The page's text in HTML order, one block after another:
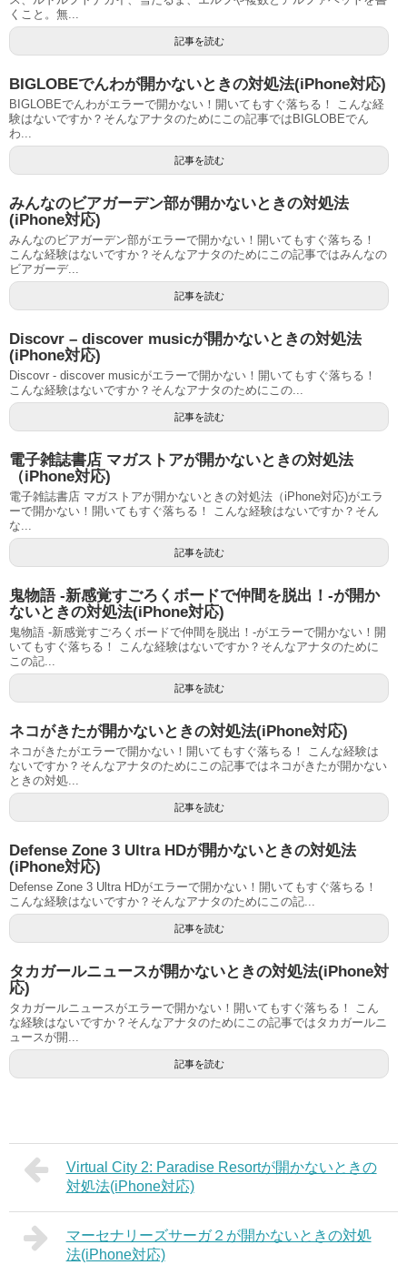
くこと。無...
記事を読む
BIGLOBEでんわが開かないときの対処法(iPhone対応)
BIGLOBEでんわがエラーで開かない！開いてもすぐ落ちる！ こんな経
験はないですか？そんなアナタのためにこの記事ではBIGLOBEでん
わ...
記事を読む
みんなのビアガーデン部が開かないときの対処法
(iPhone対応)
みんなのビアガーデン部がエラーで開かない！開いてもすぐ落ちる！
こんな経験はないですか？そんなアナタのためにこの記事ではみんなの
ビアガーデ...
記事を読む
Discovr – discover musicが開かないときの対処法
(iPhone対応)
Discovr - discover musicがエラーで開かない！開いてもすぐ落ちる！
こんな経験はないですか？そんなアナタのためにこの...
記事を読む
電子雑誌書店 マガストアが開かないときの対処法
（iPhone対応)
電子雑誌書店 マガストアが開かないときの対処法（iPhone対応)がエラ
ーで開かない！開いてもすぐ落ちる！ こんな経験はないですか？そん
な...
記事を読む
鬼物語 -新感覚すごろくボードで仲間を脱出！-が開か
ないときの対処法(iPhone対応)
鬼物語 -新感覚すごろくボードで仲間を脱出！-がエラーで開かない！開
いてもすぐ落ちる！ こんな経験はないですか？そんなアナタのために
この記...
記事を読む
ネコがきたが開かないときの対処法(iPhone対応)
ネコがきたがエラーで開かない！開いてもすぐ落ちる！ こんな経験は
ないですか？そんなアナタのためにこの記事ではネコがきたが開かない
ときの対処...
記事を読む
Defense Zone 3 Ultra HDが開かないときの対処法
(iPhone対応)
Defense Zone 3 Ultra HDがエラーで開かない！開いてもすぐ落ちる！
こんな経験はないですか？そんなアナタのためにこの記...
記事を読む
タカガールニュースが開かないときの対処法(iPhone対
応)
タカガールニュースがエラーで開かない！開いてもすぐ落ちる！ こん
な経験はないですか？そんなアナタのためにこの記事ではタカガールニ
ュースが開...
記事を読む
Virtual City 2: Paradise Resortが開かないときの
対処法(iPhone対応)
マーセナリーズサーガ２が開かないときの対処
法(iPhone対応)